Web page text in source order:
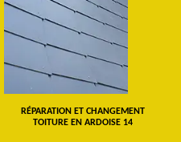
RÉPARATION ET CHANGEMENT
TOITURE EN ARDOISE 14